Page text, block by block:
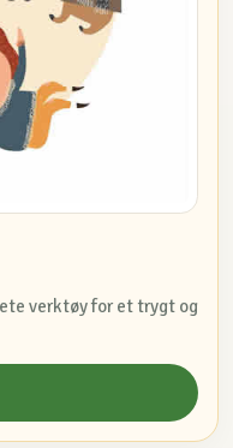
verktøy for et trygt og